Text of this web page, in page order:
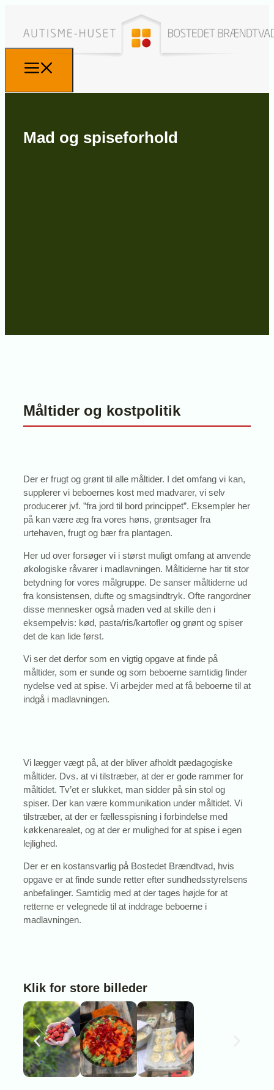
Mad og spiseforhold
Måltider og kostpolitik
Der er frugt og grønt til alle måltider. I det omfang vi kan,
supplerer vi beboernes kost med madvarer, vi selv
producerer jvf. ”fra jord til bord princippet”. Eksempler her
på kan være æg fra vores høns, grøntsager fra
urtehaven, frugt og bær fra plantagen.
Her ud over forsøger vi i størst muligt omfang at anvende
økologiske råvarer i madlavningen. Måltiderne har tit stor
betydning for vores målgruppe. De sanser måltiderne ud
fra konsistensen, dufte og smagsindtryk. Ofte rangordner
disse mennesker også maden ved at skille den i
eksempelvis: kød, pasta/ris/kartofler og grønt og spiser
det de kan lide først.
Vi ser det derfor som en vigtig opgave at finde på
måltider, som er sunde og som beboerne samtidig finder
nydelse ved at spise. Vi arbejder med at få beboerne til at
indgå i madlavningen.
Vi lægger vægt på, at der bliver afholdt pædagogiske
måltider. Dvs. at vi tilstræber, at der er gode rammer for
måltidet. Tv’et er slukket, man sidder på sin stol og
spiser. Der kan være kommunikation under måltidet. Vi
tilstræber, at der er fællesspisning i forbindelse med
køkkenarealet, og at der er mulighed for at spise i egen
lejlighed.
Der er en kostansvarlig på Bostedet Brændtvad, hvis
opgave er at finde sunde retter efter sundhedsstyrelsens
anbefalinger. Samtidig med at der tages højde for at
retterne er velegnede til at inddrage beboerne i
madlavningen.
Klik for store billeder